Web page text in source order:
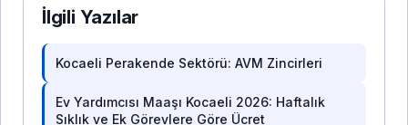
İlgili Yazılar
Kocaeli Perakende Sektörü: AVM Zincirleri
Ev Yardımcısı Maaşı Kocaeli 2026: Haftalık
Sıklık ve Ek Görevlere Göre Ücret